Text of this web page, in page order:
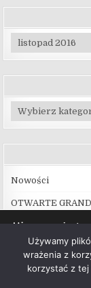
Archiwa
Kategorie
Nowości
OTWARTE
Używamy
korzystania z
Więcej
używamy, oraz
ustawieniach.
Używamy
wrażenia z
korzystać z tej